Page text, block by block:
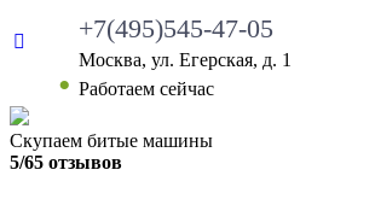
+7(495)545-47-05
Москва, ул. Егерская, д. 1
Работаем сейчас
Скупаем битые машины
5/65 отзывов